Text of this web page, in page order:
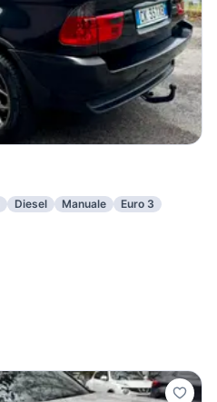
Diesel Manuale Euro 3